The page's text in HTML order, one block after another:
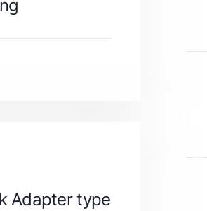
Adapter type